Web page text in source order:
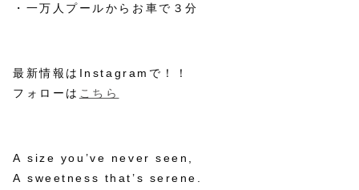
・一万人プールからお車で３分
最新情報はInstagramで！！
フォローは こちら
A size you’ve never seen,
A sweetness that’s serene.